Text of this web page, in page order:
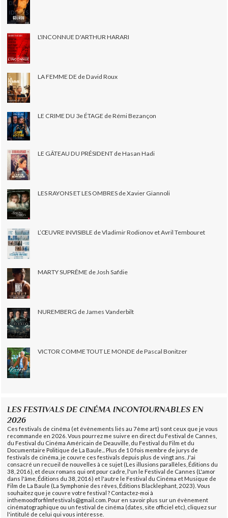
L'INCONNUE D'ARTHUR HARARI
LA FEMME DE de David Roux
LE CRIME DU 3e ÉTAGE de Rémi Bezançon
LE GÂTEAU DU PRÉSIDENT de Hasan Hadi
LES RAYONS ET LES OMBRES de Xavier Giannoli
L’ŒUVRE INVISIBLE de Vladimir Rodionov et Avril Tembouret
MARTY SUPRÊME de Josh Safdie
NUREMBERG de James Vanderbilt
VICTOR COMME TOUT LE MONDE de Pascal Bonitzer
LES FESTIVALS DE CINÉMA INCONTOURNABLES EN
2026
Ces festivals de cinéma (et évènements liés au 7ème art) sont ceux que je vous
recommande en 2026. Vous pourrez me suivre en direct du Festival de Cannes,
du Festival du Cinéma Américain de Deauville, du Festival du Film et du
Documentaire Politique de La Baule... Plus de 10 fois membre de jurys de
festivals de cinéma, je couvre ces festivals depuis plus de vingt ans. J'ai
consacré un recueil de nouvelles à ce sujet (Les illusions parallèles, Éditions du
38, 2016), et deux romans qui ont pour cadre, l'un le Festival de Cannes (L'amor
dans l'âme, Éditions du 38, 2016) et l'autre le Festival du Cinéma et Musique de
Film de La Baule (La Symphonie des rêves, Éditions Blacklephant, 2023). Vous
souhaitez que je couvre votre festival ? Contactez-moi à
inthemoodforfilmfestivals@gmail.com. Pour en savoir plus sur un évènement
cinématographique ou un festival de cinéma (dates, site officiel etc), cliquez sur
l'intitulé de celui qui vous intéresse.